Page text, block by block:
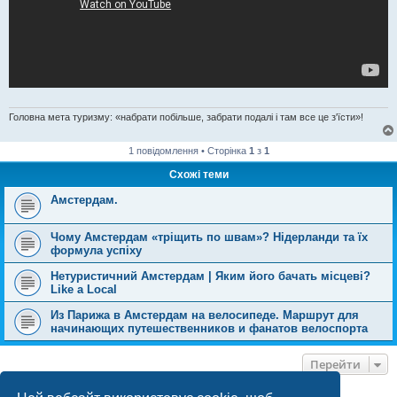
Головна мета туризму: «набрати побільше, забрати подалі і там все це з'їсти»!
1 повідомлення • Сторінка 1 з 1
Схожі теми
Амстердам.
Чому Амстердам «тріщить по швам»? Нідерланди та їх
формула успіху
Нетуристичний Амстердам | Яким його бачать місцеві?
Like a Local
Из Парижа в Амстердам на велосипеде. Маршрут для
начинающих путешественников и фанатов велоспорта
Перейти